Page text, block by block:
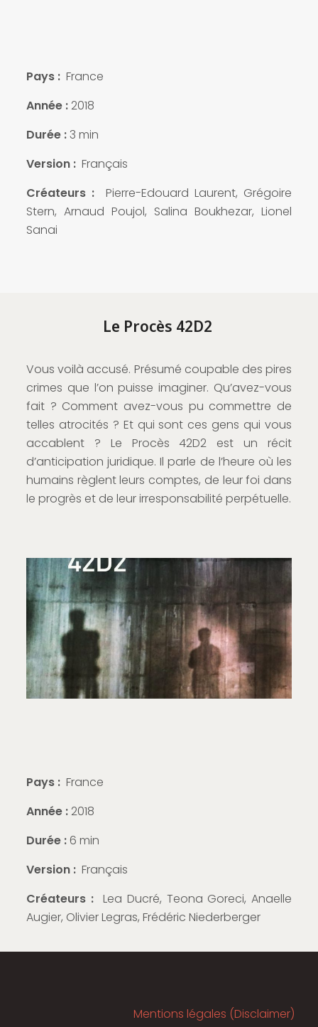
Pays :France
Année :2018
Durée :3 min
Version :Français
Créateurs :Pierre-Edouard Laurent, Grégoire
Stern, Arnaud Poujol, Salina Boukhezar, Lionel
Sanai
Le Procès 42D2
Vous voilà accusé. Présumé coupable des pires
crimes que l’on puisse imaginer. Qu’avez-vous
fait ? Comment avez-vous pu commettre de
telles atrocités ? Et qui sont ces gens qui vous
accablent ? Le Procès 42D2 est un récit
d’anticipation juridique. Il parle de l’heure où les
humains règlent leurs comptes, de leur foi dans
le progrès et de leur irresponsabilité perpétuelle.
Pays :France
Année :2018
Durée :6 min
Version :Français
Créateurs :Lea Ducré, Teona Goreci, Anaelle
Augier, Olivier Legras, Frédéric Niederberger
Mentions légales (Disclaimer)